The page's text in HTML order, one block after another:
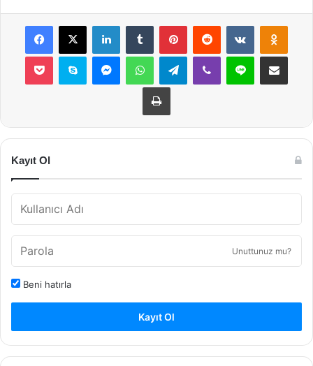
Facebook
X LinkedInTumblr PinterestReddit VKontakte
Pocket Skype MessengerWhatsAppTelegramViber Line E-Posta ile
Yazdır
Kayıt Ol
Unuttunuz mu?
Beni hatırla
Kayıt Ol